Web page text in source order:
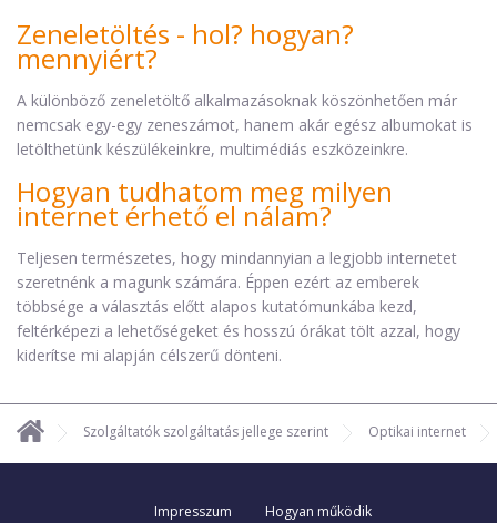
Zeneletöltés - hol? hogyan?
mennyiért?
A különböző zeneletöltő alkalmazásoknak köszönhetően már
nemcsak egy-egy zeneszámot, hanem akár egész albumokat is
letölthetünk készülékeinkre, multimédiás eszközeinkre.
Hogyan tudhatom meg milyen
internet érhető el nálam?
Teljesen természetes, hogy mindannyian a legjobb internetet
szeretnénk a magunk számára. Éppen ezért az emberek
többsége a választás előtt alapos kutatómunkába kezd,
feltérképezi a lehetőségeket és hosszú órákat tölt azzal, hogy
kiderítse mi alapján célszerű dönteni.
Szolgáltatók szolgáltatás jellege szerint Optikai internet
Impresszum Hogyan működik